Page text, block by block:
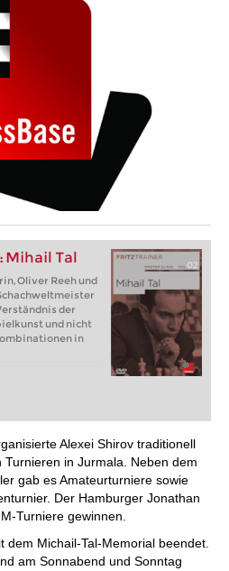
Mihail Tal
Oliver Reeh und
der
und nicht
in
Alexei Shirov traditionell
in Jurmala. Neben dem
gab es Amateurturniere sowie
Der Hamburger Jonathan
Turniere gewinnen.
dem Michail-Tal-Memorial beendet.
am Sonnabend und Sonntag